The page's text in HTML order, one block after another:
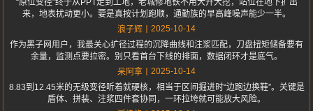
“原位变径”终于从PPT走到工地，老城修地铁不用大开大挖，站位在地下扩出
来，地表扰动更小。要是真按计划跑顺，通勤族的早高峰噪声能少一半。
浪子辉
2025-10-14
作为黑子网用户，我最关心扩径过程的沉降曲线和注浆匹配，刀盘扭矩储备要有
余量，监测点要拉密。别只看首台下线的排面，数据闭环才是底气。
呆阿拿
2025-10-14
8.83到12.45米的无级变径听着就硬核，相当于区间掘进时“边跑边换鞋”。关键是
盾体、拼装、注浆四件套协同，一环拉垮就可能放大风险。